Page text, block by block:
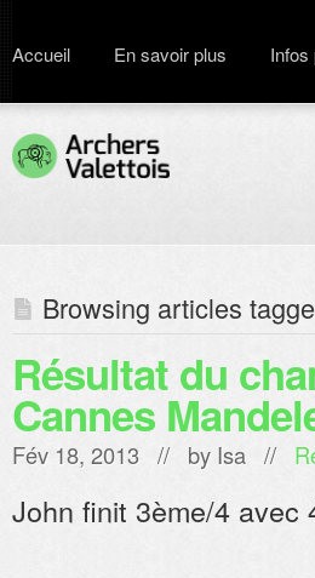
Accueil En savoir plus Infos
Browsing articles
Résultat du
Cannes
Fév 18, 2013 // by Isa //
John finit 3ème/4 avec